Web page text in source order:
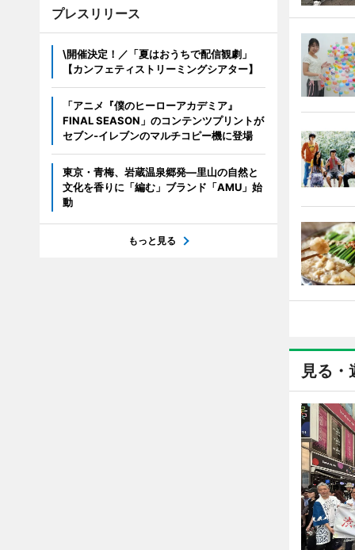
見る・
プレスリリース
\開催決定！／「夏はおうちで配信観劇」
【カンフェティストリーミングシアター】
「アニメ『僕のヒーローアカデミア』
FINAL SEASON」のコンテンツプリントが
セブン‐イレブンのマルチコピー機に登場
東京・青梅、岩蔵温泉郷発―里山の自然と
文化を香りに「編む」ブランド「AMU」始
動
もっと見る